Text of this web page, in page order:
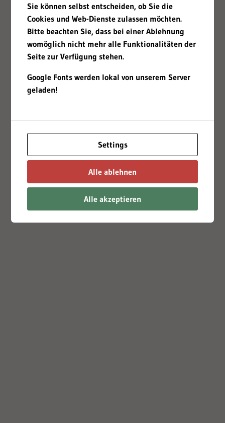
Sie können selbst entscheiden, ob Sie die
Cookies und Web-Dienste zulassen möchten.
Bitte beachten Sie, dass bei einer Ablehnung
womöglich nicht mehr alle Funktionalitäten der
Seite zur Verfügung stehen.
Google Fonts werden lokal von unserem Server
geladen!
Settings
Alle ablehnen
Alle akzeptieren